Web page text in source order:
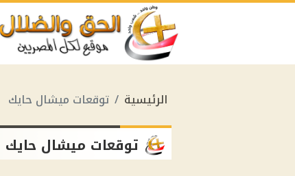
الرئيسية توقعات ميشال حايك
توقعات ميشال حايك